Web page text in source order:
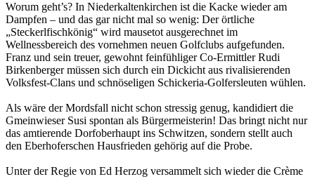
Worum geht’s? In Niederkaltenkirchen ist die Kacke wieder am
Dampfen – und das gar nicht mal so wenig: Der örtliche
„Steckerlfischkönig“ wird mausetot ausgerechnet im
Wellnessbereich des vornehmen neuen Golfclubs aufgefunden.
Franz und sein treuer, gewohnt feinfühliger Co-Ermittler Rudi
Birkenberger müssen sich durch ein Dickicht aus rivalisierenden
Volksfest-Clans und schnöseligen Schickeria-Golfersleuten wühlen.
Als wäre der Mordsfall nicht schon stressig genug, kandidiert die
Gmeinwieser Susi spontan als Bürgermeisterin! Das bringt nicht nur
das amtierende Dorfoberhaupt ins Schwitzen, sondern stellt auch
den Eberhoferschen Hausfrieden gehörig auf die Probe.
Unter der Regie von Ed Herzog versammelt sich wieder die Crème